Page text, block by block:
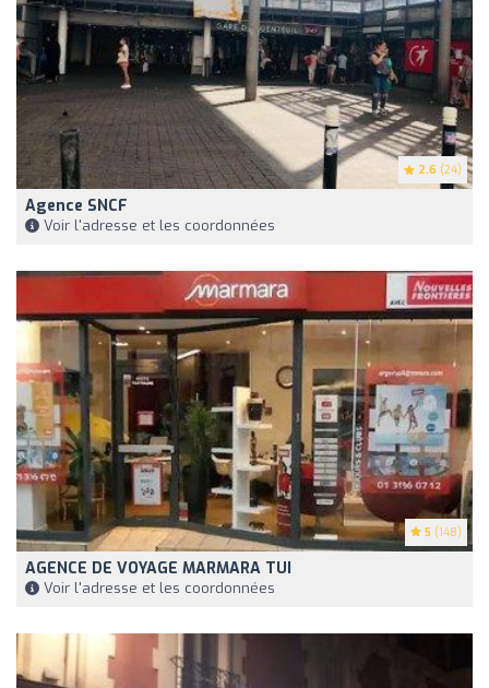
2.6 (24)
Agence SNCF
Voir l'adresse et les coordonnées
5 (148)
AGENCE DE VOYAGE MARMARA TUI
Voir l'adresse et les coordonnées